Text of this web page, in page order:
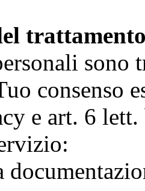
sono
consenso
e art. 6